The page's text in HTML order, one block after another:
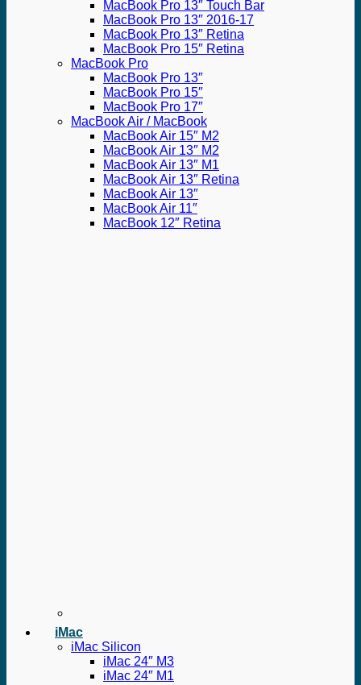
MacBook Pro 13″ Touch Bar
MacBook Pro 13″ 2016-17
MacBook Pro 13″ Retina
MacBook Pro 15″ Retina
MacBook Pro
MacBook Pro 13″
MacBook Pro 15″
MacBook Pro 17″
MacBook Air / MacBook
MacBook Air 15″ M2
MacBook Air 13″ M2
MacBook Air 13″ M1
MacBook Air 13″ Retina
MacBook Air 13″
MacBook Air 11″
MacBook 12″ Retina
iMac
iMac Silicon
iMac 24″ M3
iMac 24″ M1